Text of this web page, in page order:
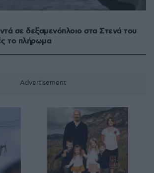
σε δεξαμενόπλοιο στα Στενά του
το πλήρωμα